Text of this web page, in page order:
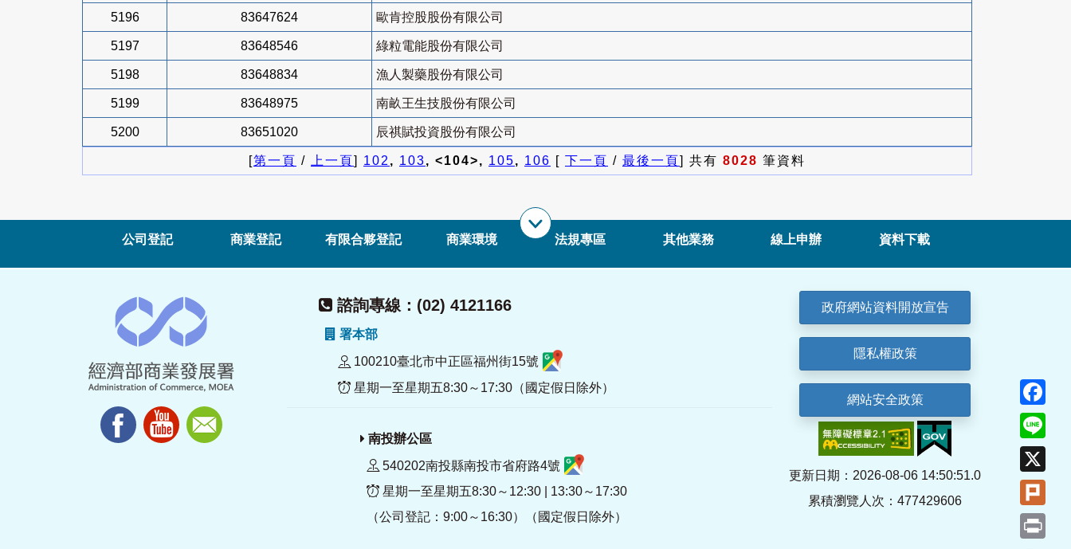
5196 83647624 歐肯控股股份有限公司
5197 83648546 綠粒電能股份有限公司
5198 83648834 漁人製藥股份有限公司
5199 83648975 南畝王生技股份有限公司
5200 83651020 辰祺賦投資股份有限公司
[第一頁 / 上一頁] 102, 103, <104>, 105, 106 [ 下一頁 / 最後一頁] 共有 8028 筆資料
公司登記 商業登記 有限合夥登記 商業環境 法規專區 其他業務 線上申辦 資料下載
諮詢專線：(02) 4121166
署本部
100210臺北市中正區福州街15號
星期一至星期五8:30～17:30（國定假日除外）
南投辦公區
540202南投縣南投市省府路4號
星期一至星期五8:30～12:30 | 13:30～17:30
（公司登記：9:00～16:30）（國定假日除外）
政府網站資料開放宣告
隱私權政策
網站安全政策
更新日期：2026-08-06 14:50:51.0
累積瀏覽人次：477429606